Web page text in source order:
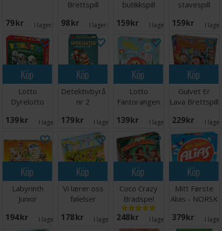
79 SEK I lager:
Brettspill
98 SEK I lager:
butikkspill
159 SEK I lager:
stavespill
159 SEK I
Köp
Lotto
Dyrelotto
139 SEK I lager:
Köp
Detektivbyrå
nr 2
Brettspill
179 SEK I lager:
Köp
Lotto
Fantorangen
139 SEK I lager: 4
Köp
Gulvet Er
Lava Brettspill
229 SEK I
Köp
Labyrinth
Junior
194 SEK I lager:
Köp
Vi lærer oss
følelser
178 SEK I lager: 7
Köp
Coco Crazy
Brädspel
248 SEK I lager: 7
Köp
Mitt Første
Alias - NORSK
379 SEK I